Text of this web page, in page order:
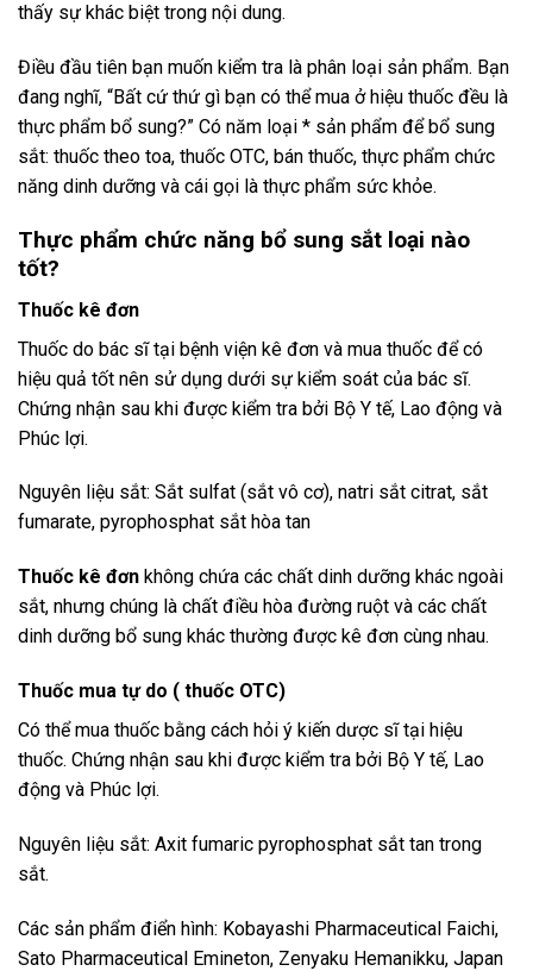
thấy sự khác biệt trong nội dung.
Điều đầu tiên bạn muốn kiểm tra là phân loại sản phẩm. Bạn
đang nghĩ, “Bất cứ thứ gì bạn có thể mua ở hiệu thuốc đều là
thực phẩm bổ sung?” Có năm loại * sản phẩm để bổ sung
sắt: thuốc theo toa, thuốc OTC, bán thuốc, thực phẩm chức
năng dinh dưỡng và cái gọi là thực phẩm sức khỏe.
Thực phẩm chức năng bổ sung sắt loại nào
tốt?
Thuốc kê đơn
Thuốc do bác sĩ tại bệnh viện kê đơn và mua thuốc để có
hiệu quả tốt nên sử dụng dưới sự kiểm soát của bác sĩ.
Chứng nhận sau khi được kiểm tra bởi Bộ Y tế, Lao động và
Phúc lợi.
Nguyên liệu sắt: Sắt sulfat (sắt vô cơ), natri sắt citrat, sắt
fumarate, pyrophosphat sắt hòa tan
Thuốc kê đơn không chứa các chất dinh dưỡng khác ngoài
sắt, nhưng chúng là chất điều hòa đường ruột và các chất
dinh dưỡng bổ sung khác thường được kê đơn cùng nhau.
Thuốc mua tự do ( thuốc OTC)
Có thể mua thuốc bằng cách hỏi ý kiến ​​dược sĩ tại hiệu
thuốc. Chứng nhận sau khi được kiểm tra bởi Bộ Y tế, Lao
động và Phúc lợi.
Nguyên liệu sắt: Axit fumaric pyrophosphat sắt tan trong
sắt.
Các sản phẩm điển hình: Kobayashi Pharmaceutical Faichi,
Sato Pharmaceutical Emineton, Zenyaku Hemanikku, Japan